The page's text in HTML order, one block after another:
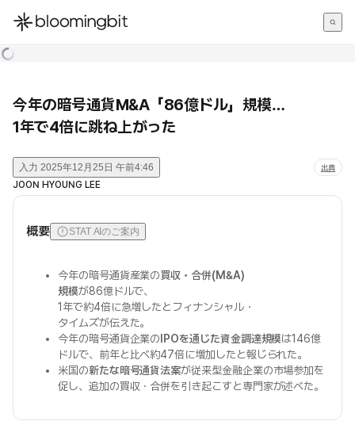
한국어
今年の暗号通貨M&A「86億ドル」規模…
1年で4倍に跳ね上がった
入力 2025年12月25日 午前4:46 出典
JOON HYOUNG LEE
概要 STAT AIのご案内
今年の暗号通貨産業の買収・合併(M&A)
規模が86億ドルで、
1年で約4倍に急増したとフィナンシャル・
タイムズが伝えた。
今年の暗号通貨企業の IPOを通じた資金調達規模は146億
ドルで、前年と比べ約47倍に増加したと報じられた。
米国の新たな暗号通貨法案が従来型金融企業の市場参加を
促し、追加の買収・合併を引き起こすと専門家が述べた。